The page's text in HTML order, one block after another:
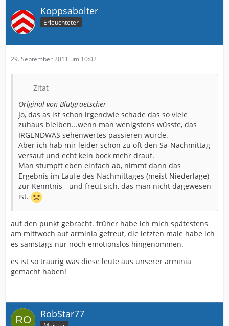
Koppsabolter
Erleuchteter
29. September 2011 um 10:02
Zitat
Original von Blutgraetscher
Jo, das as ist schon irgendwie schade das so viele
zuhaus bleiben...wenn man wenigstens wüsste, das
IRGENDWAS sehenwertes passieren würde.
Aber ich hab mir leider schon zu oft den Sa-Nachmittag
versaut und echt kein bock mehr drauf.
Man stumpft eben einfach ab, nimmt dann das
Ergebnis im Laufe des Nachmittages (meist Niederlage)
zur Kenntnis - und freut sich, das man nicht dagewesen
ist.
auf den punkt gebracht. früher habe ich mich spätestens
am mittwoch auf arminia gefreut, die letzten male habe ich
es samstags nur noch emotionslos hingenommen.
es ist so traurig was diese leute aus unserer arminia
gemacht haben!
RobStar77